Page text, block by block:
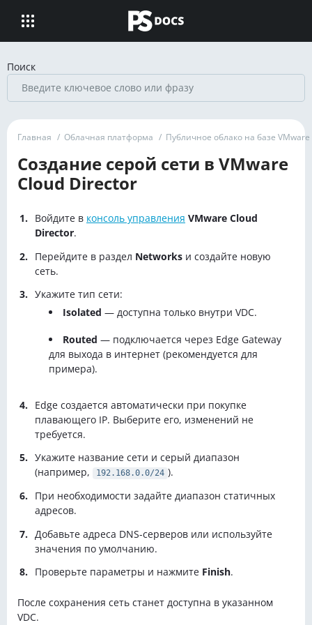
Поиск
Главная / Облачная платформа / Публичное облако на базе VMware
Создание серой сети в VMware
Cloud Director
Войдите в консоль управления VMware Cloud
Director.
Перейдите в раздел Networks и создайте новую
сеть.
Укажите тип сети:
Isolated — доступна только внутри VDC.
Routed — подключается через Edge Gateway
для выхода в интернет (рекомендуется для
примера).
Edge создаeтся автоматически при покупке
плавающего IP. Выберите его, изменений не
требуется.
Укажите название сети и серый диапазон
(например,
192.168.0.0/24 ).
При необходимости задайте диапазон статичных
адресов.
Добавьте адреса DNS-серверов или используйте
значения по умолчанию.
Проверьте параметры и нажмите Finish.
После сохранения сеть станет доступна в указанном
VDC.